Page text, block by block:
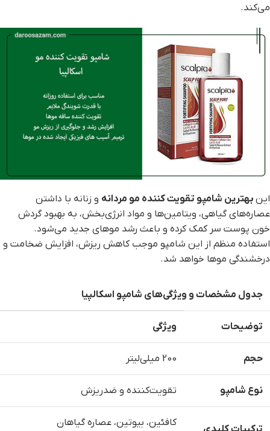
می‌کند.
این بهترین شامپو تقویت کننده مو مردانه و زنانه با داشتن
عصاره‌های گیاهی، ویتامین‌ها و مواد انرژی‌بخش، به بهبود گردش
خون پوست سر کمک کرده و باعث رشد موهای جدید می‌شود.
استفاده منظم از این شامپو موجب کاهش ریزش، افزایش ضخامت و
درخشندگی موها خواهد شد.
جدول مشخصات و ویژگی‌های شامپو اسکالپیا
توضیحات ویژگی
حجم 200 میلی‌لیتر
نوع شامپو تقویت‌کننده و ضدریزش
کافئین، بیوتین، عصاره گیاهان